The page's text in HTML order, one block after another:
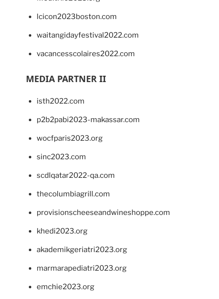
lcicon2023boston.com
waitangidayfestival2022.com
vacancesscolaires2022.com
MEDIA PARTNER II
isth2022.com
p2b2pabi2023-makassar.com
wocfparis2023.org
sinc2023.com
scdlqatar2022-qa.com
thecolumbiagrill.com
provisionscheeseandwineshoppe.com
khedi2023.org
akademikgeriatri2023.org
marmarapediatri2023.org
emchie2023.org